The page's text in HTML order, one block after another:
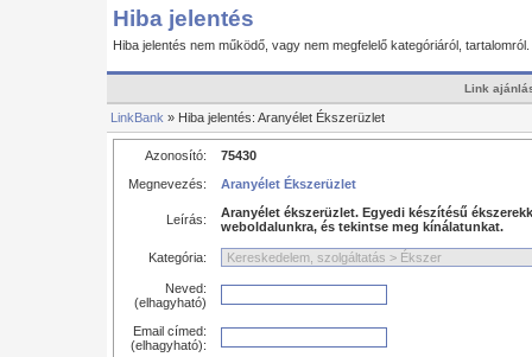
Hiba jelentés
Hiba jelentés nem működő, vagy nem megfelelő kategóriáról, tartalomról.
Link
LinkBank » Hiba jelentés: Aranyélet Ékszerüzlet
Azonosító:
75430
Megnevezés:
Aranyélet Ékszerüzlet
Leírás:
Aranyélet ékszerüzlet. Egyedi készítésű
weboldalunkra, és tekintse meg kínálatunkat.
Kategória:
Neved:
(elhagyható)
Email címed:
(elhagyható):